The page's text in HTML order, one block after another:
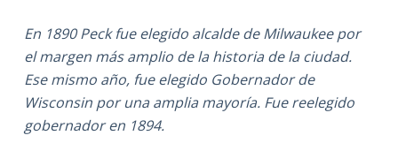
En 1890 Peck fue elegido alcalde de Milwaukee por
el margen más amplio de la historia de la ciudad.
Ese mismo año, fue elegido Gobernador de
Wisconsin por una amplia mayoría. Fue reelegido
gobernador en 1894.